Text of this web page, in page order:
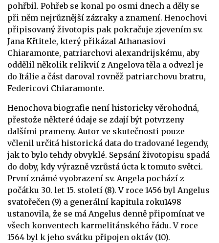
pohřbil. Pohřeb se konal po osmi dnech a děly se
při něm nejrůznější zázraky a znamení. Henochovi
připisovaný životopis pak pokračuje zjevením sv.
Jana Křtitele, který přikázal Athanasiovi
Chiaramonte, patriarchovi alexandrijskému, aby
oddělil několik relikvií z Angelova těla a odvezl je
do Itálie a část daroval rovněž patriarchovu bratru,
Federicovi Chiaramonte.
Henochova biografie není historicky věrohodná,
přestože některé údaje se zdají být potvrzeny
dalšími prameny. Autor ve skutečnosti pouze
včlenil určitá historická data do tradované legendy,
jak to bylo tehdy obvyklé. Sepsání životopisu spadá
do doby, kdy výrazně vzrůstá úcta k tomuto světci.
První známé vyobrazení sv. Angela pochází z
počátku 30. let 15. století (8). V roce 1456 byl Angelus
svatořečen (9) a generální kapitula roku1498
ustanovila, že se má Angelus denně připomínat ve
všech konventech karmelitánského řádu. V roce
1564 byl k jeho svátku připojen oktáv (10).